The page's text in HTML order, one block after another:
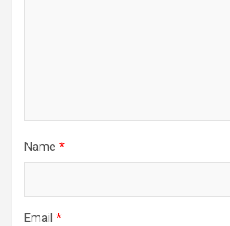
Name *
Email *